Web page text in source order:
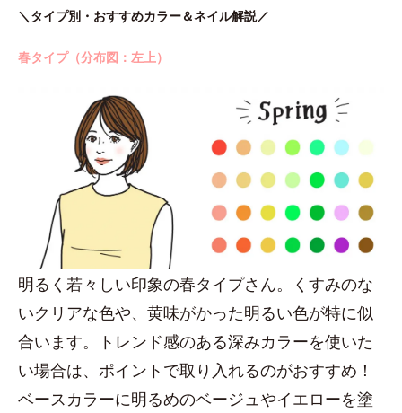
＼タイプ別・おすすめカラー＆ネイル解説／
春タイプ（分布図：左上）
明るく若々しい印象の春タイプさん。くすみのな
いクリアな色や、黄味がかった明るい色が特に似
合います。トレンド感のある深みカラーを使いた
い場合は、ポイントで取り入れるのがおすすめ！
ベースカラーに明るめのベージュやイエローを塗